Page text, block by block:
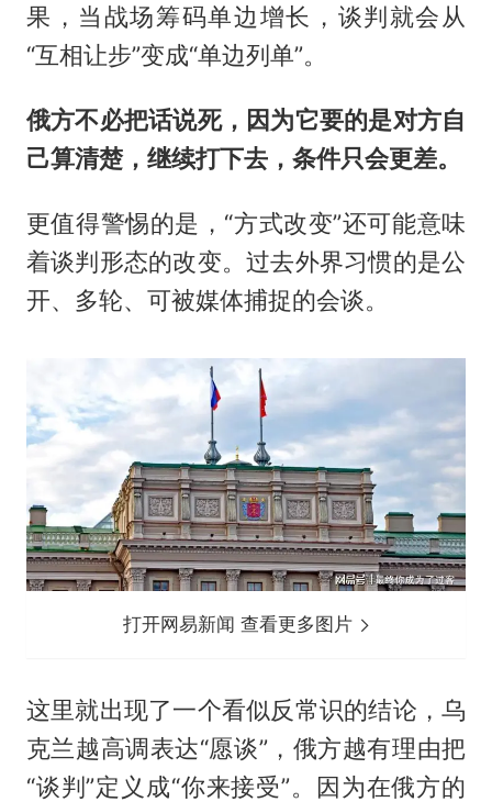
果，当战场筹码单边增长，谈判就会从
“互相让步”变成“单边列单”。
俄方不必把话说死，因为它要的是对方自
己算清楚，继续打下去，条件只会更差。
更值得警惕的是，“方式改变”还可能意味
着谈判形态的改变。过去外界习惯的是公
开、多轮、可被媒体捕捉的会谈。
打开网易新闻 查看更多图片
这里就出现了一个看似反常识的结论，乌
克兰越高调表达“愿谈”，俄方越有理由把
“谈判”定义成“你来接受”。因为在俄方的